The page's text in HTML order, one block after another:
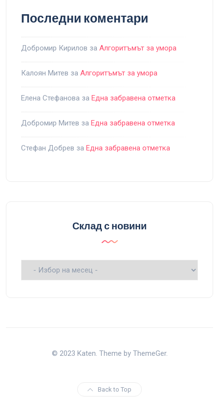
Последни коментари
Добромир Кирилов за Алгоритъмът за умора
Калоян Митев за Алгоритъмът за умора
Елена Стефанова за Една забравена отметка
Добромир Митев за Една забравена отметка
Стефан Добрев за Една забравена отметка
Склад с новини
Склад
© 2023 Katen. Theme by ThemeGer.
Back to Top